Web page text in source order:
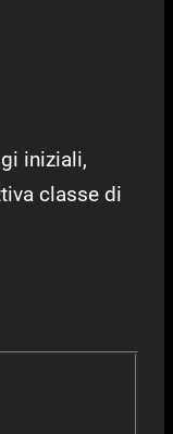
iniziali,
classe di